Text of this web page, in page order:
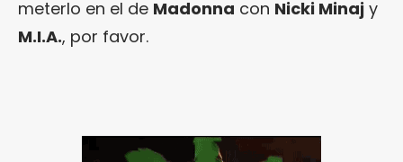
meterlo en el de Madonna con Nicki Minaj y
M.I.A., por favor.